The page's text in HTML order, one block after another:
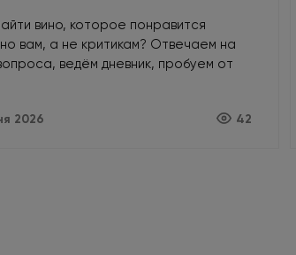
вино, которое понравится
вам, а не критикам? Отвечаем на
ведём дневник, пробуем от
2026 42